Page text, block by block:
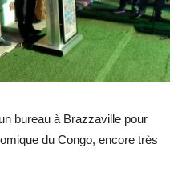
bureau à Brazzaville pour
du Congo, encore très